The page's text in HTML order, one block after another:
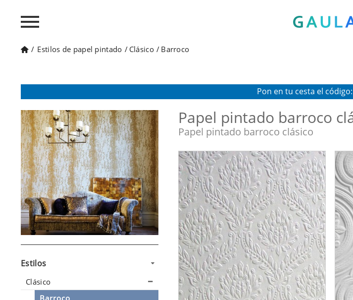
/ Estilos de papel pintado / Clásico / Barroco
Recibe un 10 % de
Papel pintado barroco
Papel pintado barroco clásico
Estilos
Clásico